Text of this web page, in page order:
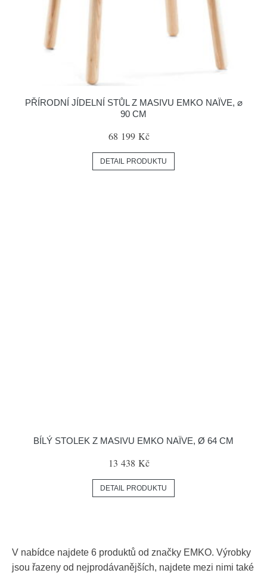
PŘÍRODNÍ JÍDELNÍ STŮL Z MASIVU EMKO NAÏVE, ⌀
90 CM
68 199 Kč
DETAIL PRODUKTU
BÍLÝ STOLEK Z MASIVU EMKO NAÏVE, Ø 64 CM
13 438 Kč
DETAIL PRODUKTU
V nabídce najdete 6 produktů od značky EMKO. Výrobky
jsou řazeny od nejprodávanějších, najdete mezi nimi také